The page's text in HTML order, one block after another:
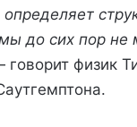
до сих пор
говорит физик